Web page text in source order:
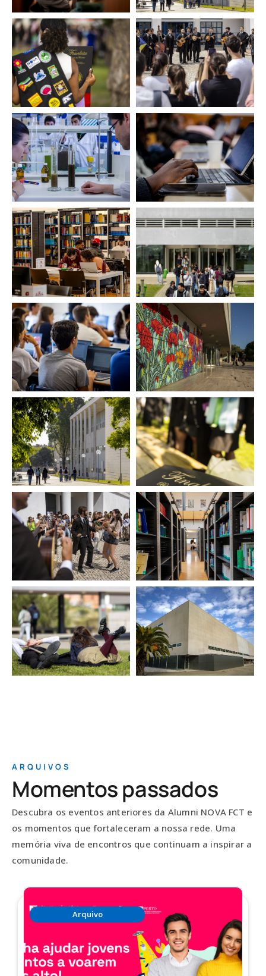
ARQUIVOS
Momentos passados
Descubra os eventos anteriores da Alumni NOVA FCT e
os momentos que fortaleceram a nossa rede. Uma
memória viva de encontros que continuam a inspirar a
comunidade.
Arquivo